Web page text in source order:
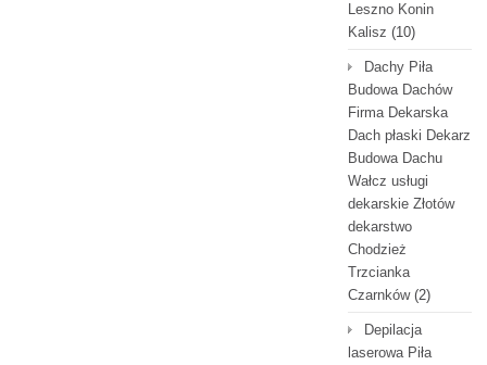
Leszno Konin
Kalisz (10)
Dachy Piła
Budowa Dachów
Firma Dekarska
Dach płaski Dekarz
Budowa Dachu
Wałcz usługi
dekarskie Złotów
dekarstwo
Chodzież
Trzcianka
Czarnków(2)
Depilacja
laserowa Piła